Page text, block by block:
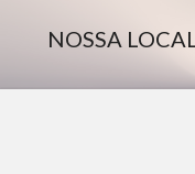
NOSSA